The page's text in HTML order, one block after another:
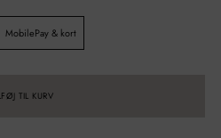
MobilePay & kort
TIL KURV